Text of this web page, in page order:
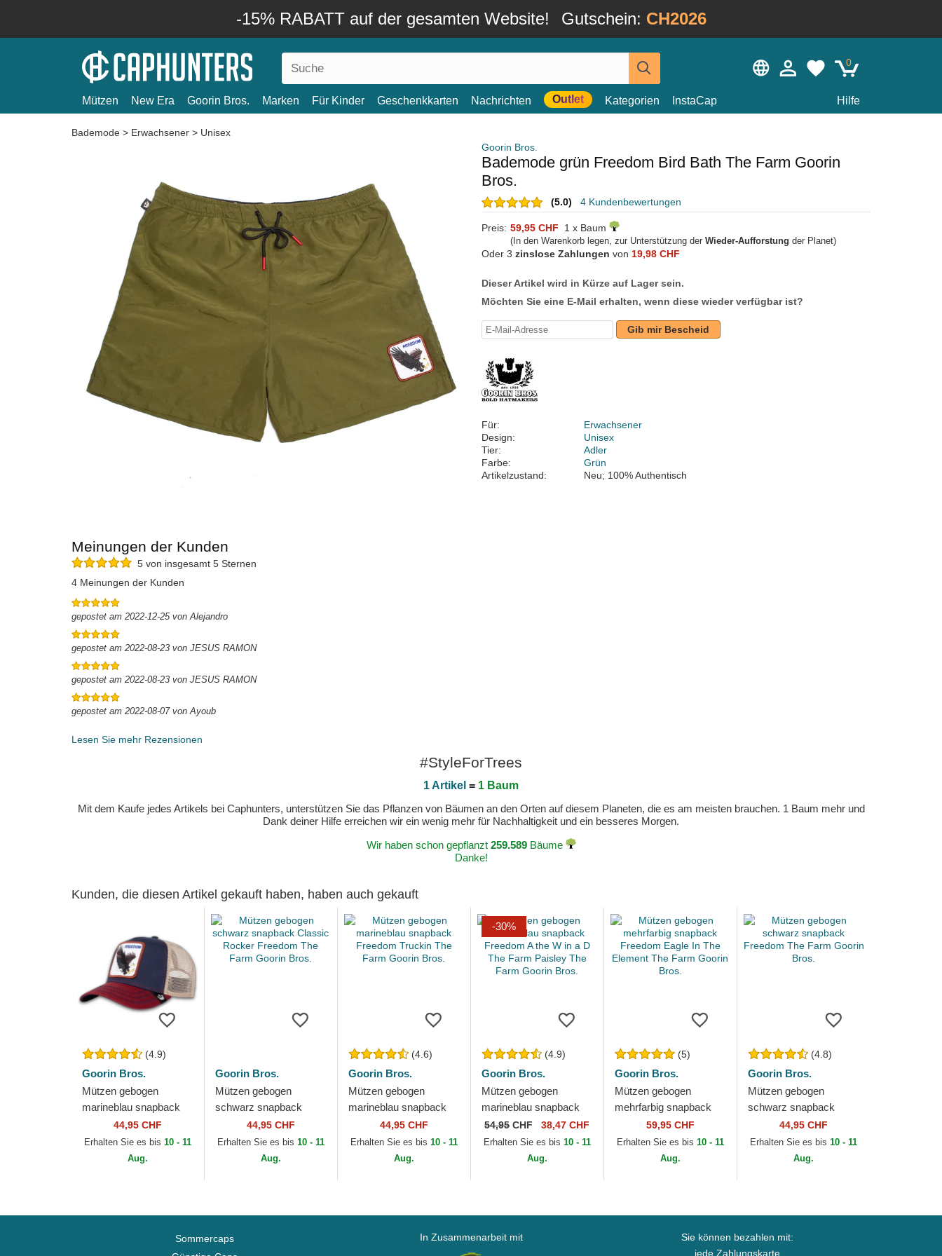
-15% RABATT auf der gesamten Website! Gutschein: CH2026
0
Mützen New Era Goorin Bros. Marken Für Kinder Geschenkkarten Nachrichten Outlet Kategorien InstaCap Hilfe
Bademode > Erwachsener > Unisex
Goorin Bros.
Bademode grün Freedom Bird Bath The Farm Goorin
Bros.
(5.0) 4 Kundenbewertungen
Preis: 59,95 CHF 1 x Baum
(In den Warenkorb legen, zur Unterstützung der Wieder-Aufforstung der Planet)
Oder 3 zinslose Zahlungen von 19,98 CHF
Dieser Artikel wird in Kürze auf Lager sein.
Möchten Sie eine E-Mail erhalten, wenn diese wieder verfügbar ist?
Gib mir Bescheid
Für:
Erwachsener
Design:
Unisex
Tier:
Adler
Farbe:
Grün
Artikelzustand:
Neu; 100% Authentisch
Meinungen der Kunden
5 von insgesamt 5 Sternen
4 Meinungen der Kunden
gepostet am 2022-12-25 von Alejandro
gepostet am 2022-08-23 von JESUS RAMON
gepostet am 2022-08-23 von JESUS RAMON
gepostet am 2022-08-07 von Ayoub
Lesen Sie mehr Rezensionen
#StyleForTrees
1 Artikel = 1 Baum
Mit dem Kaufe jedes Artikels bei Caphunters, unterstützen Sie das Pflanzen von Bäumen an den Orten auf diesem Planeten, die es am meisten brauchen. 1 Baum mehr und
Dank deiner Hilfe erreichen wir ein wenig mehr für Nachhaltigkeit und ein besseres Morgen.
Wir haben schon gepflanzt 259.589Bäume
Danke!
Kunden, die diesen Artikel gekauft haben, haben auch gekauft
(4.9)
Goorin Bros.
Mützen gebogen
marineblau snapback
The Freedom Eagle The
Farm Goorin Bros.
44,95 CHF
Erhalten Sie es bis 10 - 11
Aug.
Goorin Bros.
Mützen gebogen
schwarz snapback
Classic Rocker
Freedom The Farm
Goorin Bros.
44,95 CHF
Erhalten Sie es bis 10 - 11
Aug.
(4.6)
Goorin Bros.
Mützen gebogen
marineblau snapback
Freedom Truckin The
Farm Goorin Bros.
44,95 CHF
Erhalten Sie es bis 10 - 11
Aug.
-30%
(4.9)
Goorin Bros.
Mützen gebogen
marineblau snapback
Freedom A the W in a D
The Farm Paisley The
Farm Goorin Bros.
54,95CHF 38,47 CHF
Erhalten Sie es bis 10 - 11
Aug.
(5)
Goorin Bros.
Mützen gebogen
mehrfarbig snapback
Freedom Eagle In The
Element The Farm
Goorin Bros.
59,95 CHF
Erhalten Sie es bis 10 - 11
Aug.
(4.8)
Goorin Bros.
Mützen gebogen
schwarz snapback
Freedom The Farm
Goorin Bros.
44,95 CHF
Erhalten Sie es bis10 - 11
Aug.
Sommercaps
In Zusammenarbeit mit
Sie können bezahlen mit:
jede Zahlungskarte